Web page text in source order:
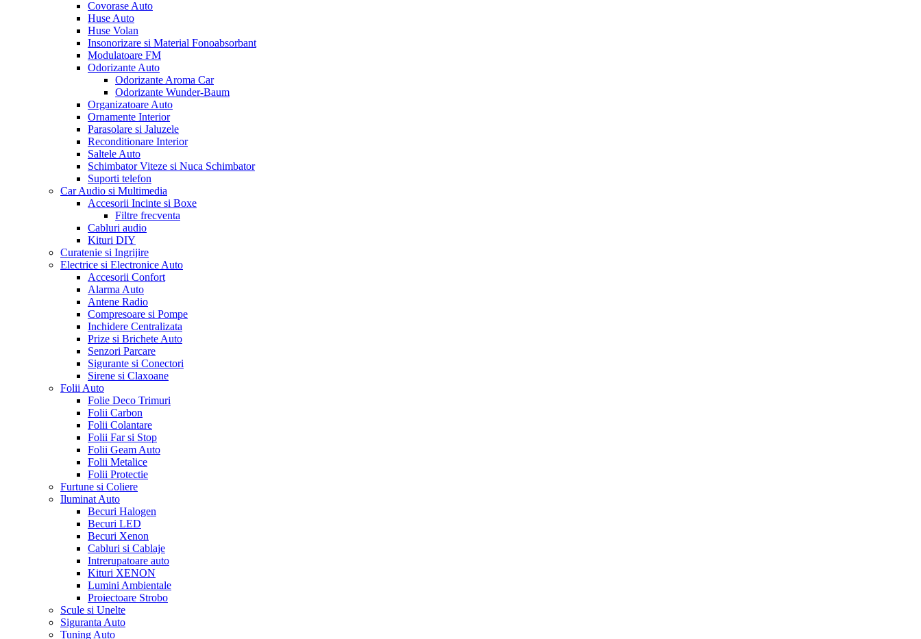
Covorase Auto
Huse Auto
Huse Volan
Insonorizare si Material Fonoabsorbant
Modulatoare FM
Odorizante Auto
Odorizante Aroma Car
Odorizante Wunder-Baum
Organizatoare Auto
Ornamente Interior
Parasolare si Jaluzele
Reconditionare Interior
Saltele Auto
Schimbator Viteze si Nuca Schimbator
Suporti telefon
Car Audio si Multimedia
Accesorii Incinte si Boxe
Filtre frecventa
Cabluri audio
Kituri DIY
Curatenie si Ingrijire
Electrice si Electronice Auto
Accesorii Confort
Alarma Auto
Antene Radio
Compresoare si Pompe
Inchidere Centralizata
Prize si Brichete Auto
Senzori Parcare
Sigurante si Conectori
Sirene si Claxoane
Folii Auto
Folie Deco Trimuri
Folii Carbon
Folii Colantare
Folii Far si Stop
Folii Geam Auto
Folii Metalice
Folii Protectie
Furtune si Coliere
Iluminat Auto
Becuri Halogen
Becuri LED
Becuri Xenon
Cabluri si Cablaje
Intrerupatoare auto
Kituri XENON
Lumini Ambientale
Proiectoare Strobo
Scule si Unelte
Siguranta Auto
Tuning Auto